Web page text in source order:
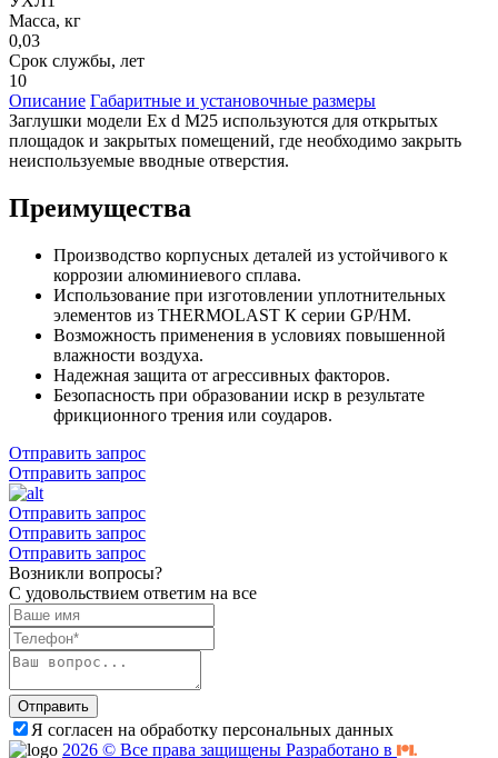
Масса, кг
0,03
Срок службы, лет
10
Описание Габаритные и установочные размеры
Заглушки модели Ex d M25 используются для открытых
площадок и закрытых помещений, где необходимо закрыть
неиспользуемые вводные отверстия.
Преимущества
Производство корпусных деталей из устойчивого к
коррозии алюминиевого сплава.
Использование при изготовлении уплотнительных
элементов из THERMOLAST К серии GP/HM.
Возможность применения в условиях повышенной
влажности воздуха.
Надежная защита от агрессивных факторов.
Безопасность при образовании искр в результате
фрикционного трения или соударов.
Отправить запрос
Отправить запрос
Отправить запрос
Отправить запрос
Отправить запрос
Возникли вопросы?
С удовольствием ответим на все
Отправить
Я согласен на обработку персональных данных
2026 © Все права защищены Разработано в